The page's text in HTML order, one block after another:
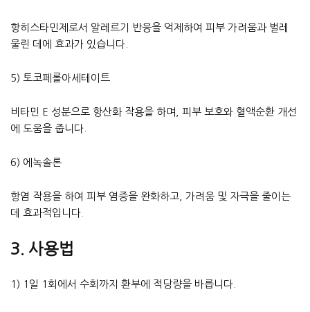
항히스타민제로서 알레르기 반응을 억제하여 피부 가려움과 벌레
물린 데에 효과가 있습니다.
5) 토코페롤아세테이트
비타민 E 성분으로 항산화 작용을 하며, 피부 보호와 혈액순환 개선
에 도움을 줍니다.
6) 에녹솔론
항염 작용을 하여 피부 염증을 완화하고, 가려움 및 자극을 줄이는
데 효과적입니다.
3. 사용법
1) 1일 1회에서 수회까지 환부에 적당량을 바릅니다.